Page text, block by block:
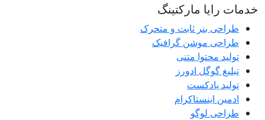
خدمات رایا مارکتینگ
طراحی بنر ثابت و متحرک
طراحی موشن گرافیک
تولید محتوا متنی
تبلیغ گوگل ادورز
تولید پادکست
ادمین اینستاکرام
طراحی لوگو